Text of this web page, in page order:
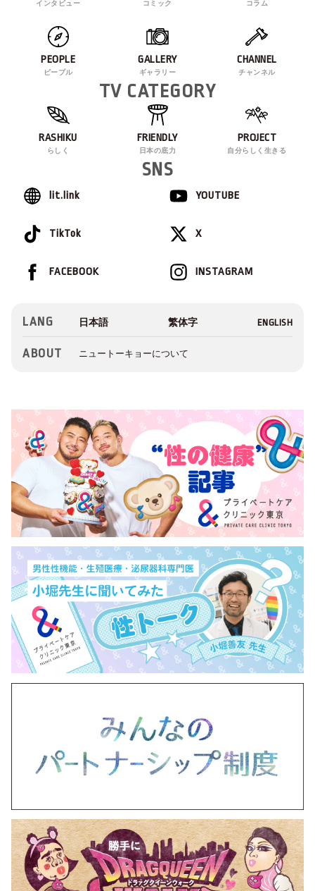
インタビュー コミック コラム
PEOPLE
ピープル
GALLERY
ギャラリー
CHANNEL
チャンネル
TV CATEGORY
RASHIKU
らしく
FRIENDLY
日本の底力
PROJECT
自分らしく生きる
SNS
lit.link YOUTUBE
TikTok X
INSTAGRAM
FACEBOOK
LANG
ABOUT ニュートーキョーについて